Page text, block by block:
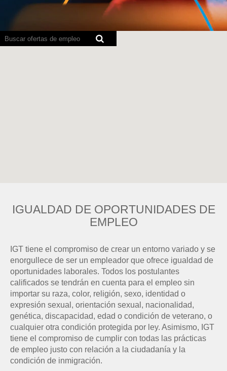
Los
lectores
IGUALDAD DE OPORTUNIDADES DE
EMPLEO
IGT tiene el compromiso de crear un entorno variado y se
enorgullece de ser un empleador que ofrece igualdad de
oportunidades laborales. Todos los postulantes
calificados se tendrán en cuenta para el empleo sin
importar su raza, color, religión, sexo, identidad o
expresión sexual, orientación sexual, nacionalidad,
genética, discapacidad, edad o condición de veterano, o
cualquier otra condición protegida por ley. Asimismo, IGT
tiene el compromiso de cumplir con todas las prácticas
de empleo justo con relación a la ciudadanía y la
condición de inmigración.